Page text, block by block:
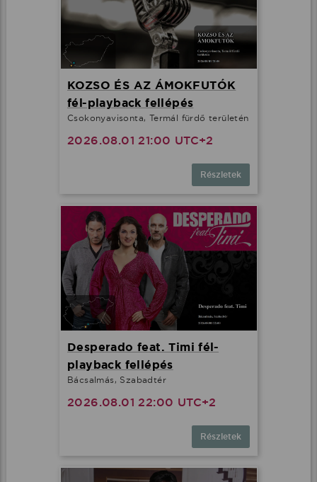
KOZSO ÉS AZ ÁMOKFUTÓK
fél-playback fellépés
Csokonyavisonta, Termál fürdő területén
2026.08.01 21:00 UTC+2
Részletek
Desperado feat. Timi fél-
playback fellépés
Bácsalmás, Szabadtér
2026.08.01 22:00 UTC+2
Részletek